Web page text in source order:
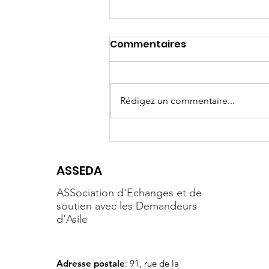
Commentaires
Rédigez un commentaire...
ASSEDA
ASSociation d'Echanges et de
soutien avec les Demandeurs
d'Asile
Adresse postale: 91, rue de la